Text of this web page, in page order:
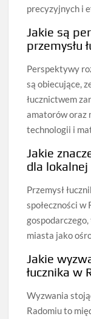
precyzyjnych i
Jakie są
przemysłu
Perspektywy
są obiecujące,
łucznictwem
amatorów oraz
technologii i
Jakie
dla lokalnej
Przemysł
społeczności
miasta jako
Jakie
łucznika w
Wyzwania
Radomiu to